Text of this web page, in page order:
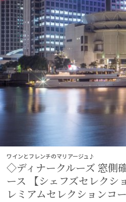
ワインとフレンチのマリアージュ♪
◇ディナークルーズ 窓側
ース 【シェフズセレクシ
レミアムセレクションコー